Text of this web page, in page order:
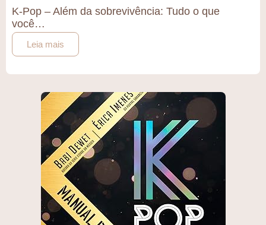
K-Pop – Além da sobrevivência: Tudo o que
você…
Leia mais